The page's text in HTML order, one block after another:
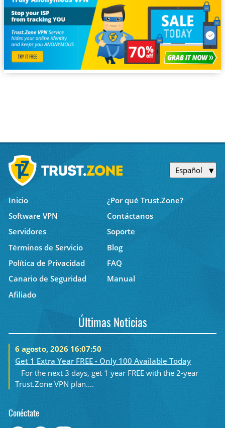
Español
Inicio
¿Por qué Trust.Zone?
Software VPN
Contáctanos
Servidores
Soporte
Términos de Servicio
Blog
Política de Privacidad
FAQ
Canario de Seguridad
Manual
Afiliado
Últimas Noticias
6 agosto, 2026 16:07:50
Get 1 Extra Year FREE - Only 100 Available Today
For the next 3 days, get 1 year FREE with the 2-year
Trust.Zone VPN plan....
Conéctate